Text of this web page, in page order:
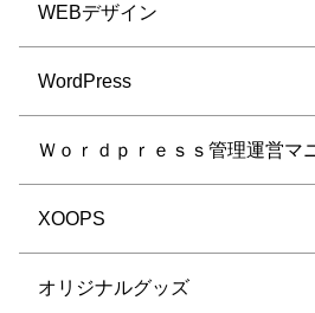
WEBデザイン
WordPress
Ｗｏｒｄｐｒｅｓｓ管理運営マ
XOOPS
オリジナルグッズ